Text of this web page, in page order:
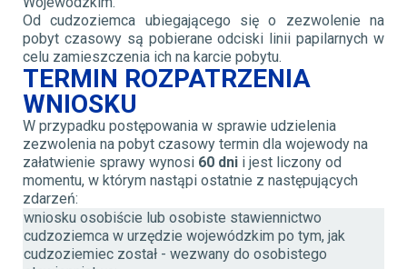
Od cudzoziemca ubiegającego się o zezwolenie na
pobyt czasowy są pobierane odciski linii papilarnych w
celu zamieszczenia ich na karcie pobytu.
TERMIN ROZPATRZENIA
WNIOSKU
W przypadku postępowania w sprawie udzielenia
zezwolenia na pobyt czasowy termin dla wojewody na
załatwienie sprawy wynosi 60 dni i jest liczony od
momentu, w którym nastąpi ostatnie z następujących
zdarzeń:
wniosku osobiście lub osobiste stawiennictwo
cudzoziemca w urzędzie wojewódzkim po tym, jak
cudzoziemiec został - wezwany do osobistego